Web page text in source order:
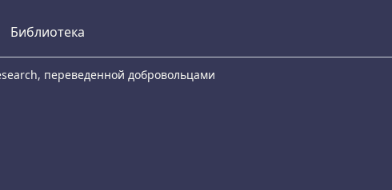
Библиотека
переведенной добровольцами